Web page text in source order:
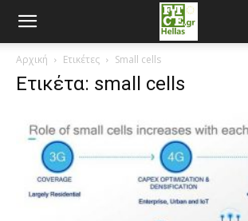
Αρχική Ετικέτες Small cells
Ετικέτα: small cells